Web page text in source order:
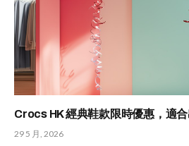
Crocs HK 經典鞋款限時優惠，適
29 5 月, 2026